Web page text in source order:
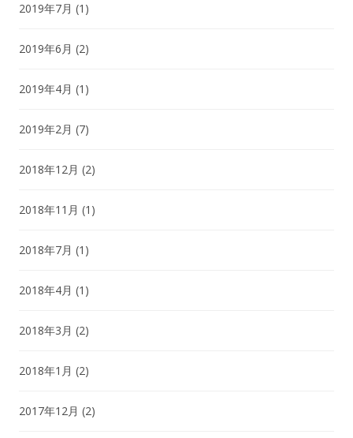
2019年7月 (1)
2019年6月 (2)
2019年4月 (1)
2019年2月 (7)
2018年12月 (2)
2018年11月 (1)
2018年7月 (1)
2018年4月 (1)
2018年3月 (2)
2018年1月 (2)
2017年12月 (2)